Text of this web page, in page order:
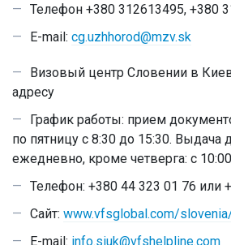
Телефон +380 312613495, +380
E-mail: cg.uzhhorod@mzv.sk
Визовый центр Словении в
адресу
График работы: прием
по пятницу с 8:30 до 15:30. Выдача
ежедневно, кроме четверга: с
Телефон: +380 44 323 01 76 или
Сайт: www.vfsglobal.com/
E-mail: info.siuk@vfshelpline.com